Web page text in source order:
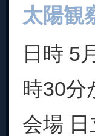
太陽観
日時 5
時30分
会場